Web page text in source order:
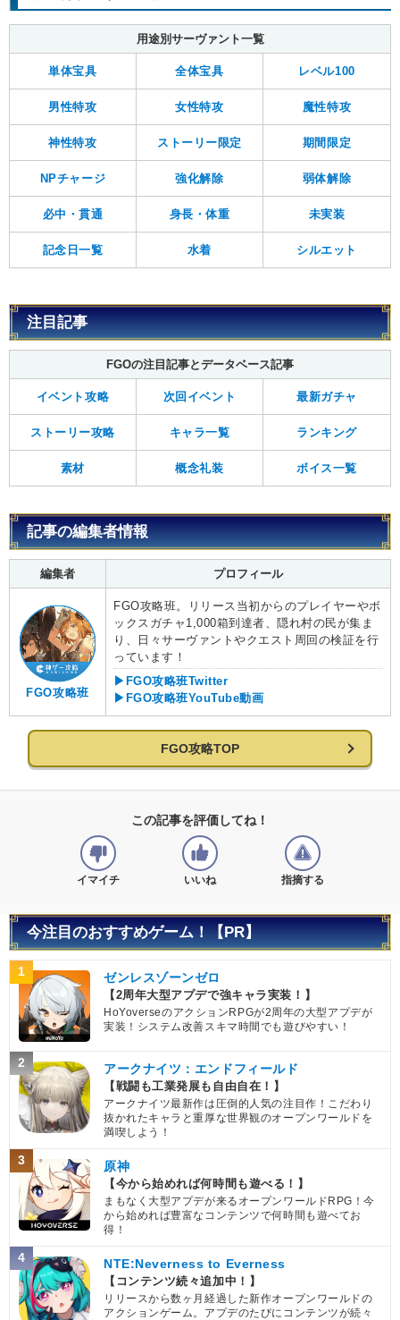
用途別サーヴァント一覧
単体宝具 全体宝具 レベル100
男性特攻 女性特攻 魔性特攻
神性特攻 ストーリー限定 期間限定
NPチャージ 強化解除 弱体解除
必中・貫通 身長・体重 未実装
記念日一覧 水着 シルエット
注目記事
FGOの注目記事とデータベース記事
イベント攻略 次回イベント 最新ガチャ
ストーリー攻略 キャラ一覧 ランキング
素材 概念礼装 ボイス一覧
記事の編集者情報
編集者 プロフィール
FGO攻略班
FGO攻略班。リリース当初からのプレイヤーやボ
ックスガチャ1,000箱到達者、隠れ村の民が集ま
り、日々サーヴァントやクエスト周回の検証を行
っています！
▶FGO攻略班Twitter
▶FGO攻略班YouTube動画
FGO攻略TOP
この記事を評価してね！
イマイチ いいね 指摘する
今注目のおすすめゲーム！【PR】
1 ゼンレスゾーンゼロ
【2周年大型アプデで強キャラ実装！】
HoYoverseのアクションRPGが2周年の大型アプデが
実装！システム改善スキマ時間でも遊びやすい！
2 アークナイツ：エンドフィールド
【戦闘も工業発展も自由自在！】
アークナイツ最新作は圧倒的人気の注目作！こだわり
抜かれたキャラと重厚な世界観のオープンワールドを
満喫しよう！
3 原神
【今から始めれば何時間も遊べる！】
まもなく大型アプデが来るオープンワールドRPG！今
から始めれば豊富なコンテンツで何時間も遊べてお
得！
4 NTE:Neverness to Everness
【コンテンツ続々追加中！】
リリースから数ヶ月経過した新作オープンワールドの
アクションゲーム。アプデのたびにコンテンツが続々